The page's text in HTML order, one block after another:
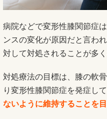
病院などで変形性膝関節症
ンスの変化が原因だと言わ
対して対処されることが多く
対処療法の目標は、膝の軟
り変形性膝関節症を発症して
ないように維持することを目